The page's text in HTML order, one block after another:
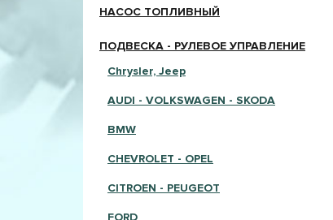
НАСОС ТОПЛИВНЫЙ
ПОДВЕСКА - РУЛЕВОЕ УПРАВЛЕНИЕ
Chrysler, Jeep
AUDI - VOLKSWAGEN - SKODA
BMW
CHEVROLET - OPEL
CITROEN - PEUGEOT
FORD